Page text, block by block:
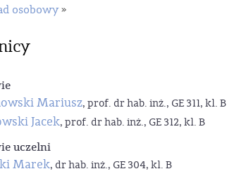
osobowy »
Mariusz, prof. dr hab. inż., GE 311, kl. B
Jacek, prof. dr hab. inż., GE 312, kl. B
uczelni
Marek, dr hab. inż., GE 304, kl. B